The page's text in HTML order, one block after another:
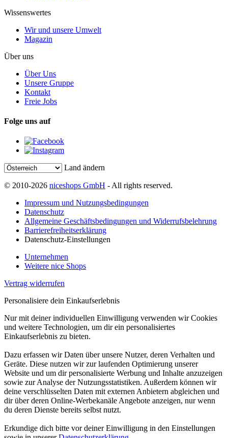
Wissenswertes
Wir und unsere Umwelt
Magazin
Über uns
Über Uns
Unsere Gruppe
Kontakt
Freie Jobs
Folge uns auf
Land ändern
© 2010-2026 niceshops GmbH - All rights reserved.
Impressum und Nutzungsbedingungen
Datenschutz
Allgemeine Geschäftsbedingungen und Widerrufsbelehrung
Barrierefreiheitserklärung
Datenschutz-Einstellungen
Unternehmen
Weitere nice Shops
Vertrag widerrufen
Personalisiere dein Einkaufserlebnis
Nur mit deiner individuellen Einwilligung verwenden wir Cookies
und weitere Technologien, um dir ein personalisiertes
Einkaufserlebnis zu bieten.
Dazu erfassen wir Daten über unsere Nutzer, deren Verhalten und
Geräte. Diese nutzen wir zur laufenden Optimierung unserer
Website und um dir personalisierte Werbung und Inhalte anzuzeigen
sowie zur Analyse der Nutzungsstatistiken. Außerdem können wir
deine verschlüsselten Daten mit externen Anbietern abgleichen und
dir über deren Online-Werbekanäle Angebote anzeigen, nur wenn
du deren Dienste bereits selbst nutzt.
Erkundige dich bitte vor deiner Einwilligung in den Einstellungen